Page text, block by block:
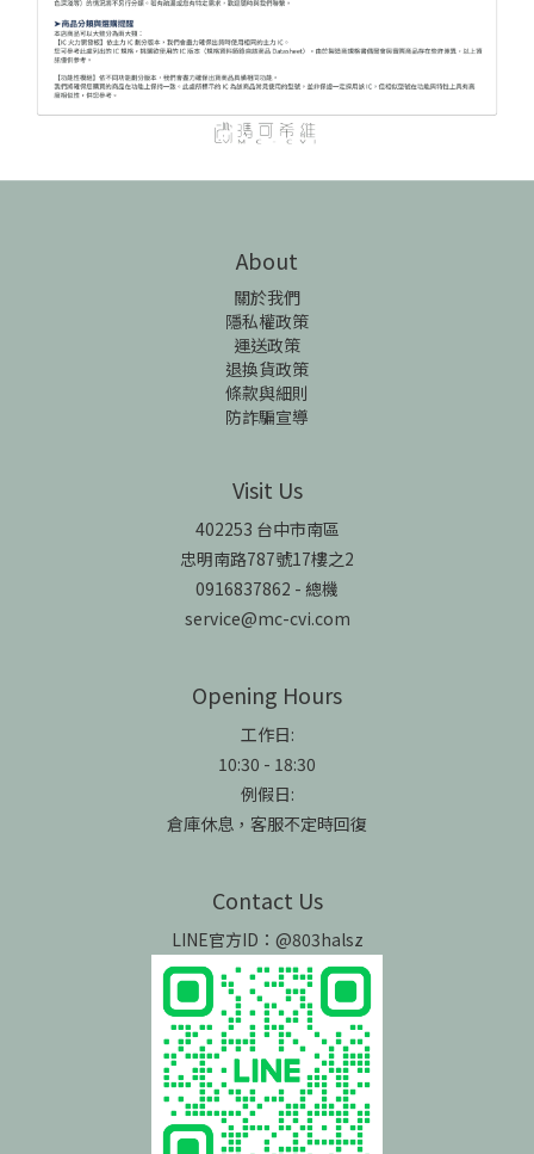
About
關於我們
隱私權政策
運送政策
退換貨政策
條款與細則
防詐騙宣導
Visit Us
402253 台中市南區
忠明南路787號17樓之2
0916837862 - 總機
service@mc-cvi.com
Opening Hours
工作日:
10:30 - 18:30
例假日:
倉庫休息，客服不定時回復
Contact Us
LINE官方ID：@803halsz